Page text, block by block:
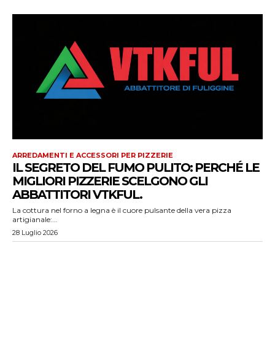
ARREDAMENTI E ACCESSORI PER PIZZERIE
IL SEGRETO DEL FUMO PULITO: PERCHÉ LE
MIGLIORI PIZZERIE SCELGONO GLI
ABBATTITORI VTKFUL.
La cottura nel forno a legna è il cuore pulsante della vera pizza
artigianale:...
28 Luglio 2026